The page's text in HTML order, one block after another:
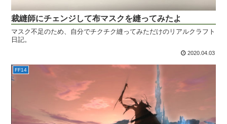
裁縫師にチェンジして布マスクを縫ってみたよ
マスク不足のため、自分でチクチク縫ってみただけのリアルクラフト
日記。
2020.04.03
FF14